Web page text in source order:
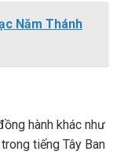
Năm Thánh
hành khác như
tiếng Tây Ban